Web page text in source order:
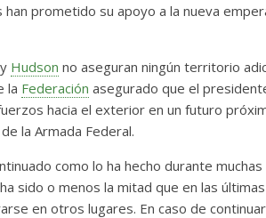
prometido su apoyo a la nueva
Hudson no aseguran ningún territorio
la Federación asegurado que el
hacia el exterior en un futuro
la Armada Federal.
como lo ha hecho durante
sido o menos la mitad que en las
en otros lugares. En caso de